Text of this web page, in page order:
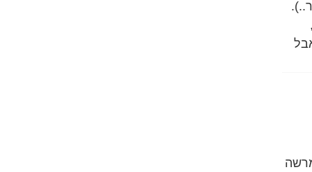
אבל אם הגעת לגיל 60+ אז אני מרשה